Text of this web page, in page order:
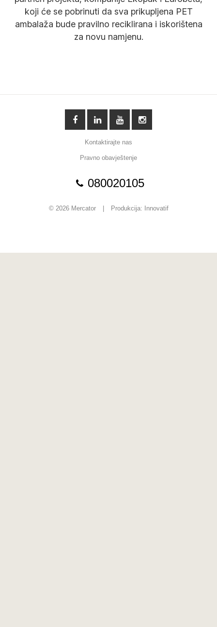
koji će se pobrinuti da sva prikupljena PET
ambalaža bude pravilno reciklirana i iskorištena
za novu namjenu.
Kontaktirajte nas
Pravno obavještenje
080020105
© 2026 Mercator Produkcija: Innovatif